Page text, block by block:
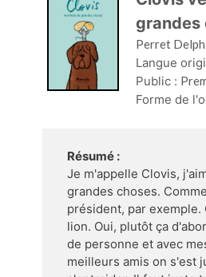
grandes
Perret
Langue
Public :
Forme de
Résumé :
Je m'appelle Clovis,
grandes choses.
président, par exemple.
lion. Oui, plutôt ça
de personne et avec
meilleurs amis on s'est